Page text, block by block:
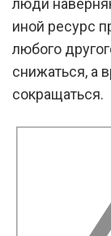
люди
иной ресурс
любого
снижаться, а
сокращаться.